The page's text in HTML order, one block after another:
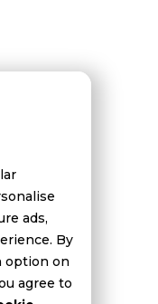
ads,
By
option on
agree to